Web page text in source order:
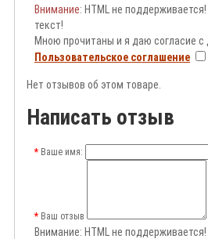
Внимание: HTML не
текст!
Мною прочитаны и я даю согласие с
Пользовательское соглашение
Нет отзывов об этом товаре.
Написать отзыв
Ваше имя:
Ваш отзыв
Внимание: HTML не